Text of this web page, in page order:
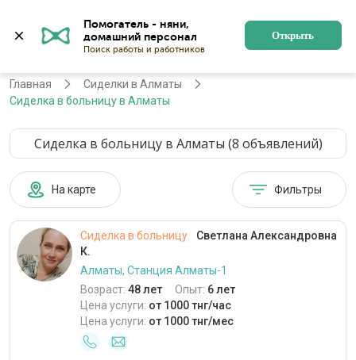
Помогатель - няни,
Поиск работы и работников
Открыть
Алматы Регистрация
Главная
Сиделки в Алматы
Сиделка в больницу в Алматы
Сиделка в больницу в Алматы (8 объявлений)
На карте Фильтры
Сиделка в больницу
Светлана Александровна
К.
Алматы, Станция Алматы-1
Возраст: 48 лет Опыт: 6 лет
Цена услуги: от 1000 тнг/час
Цена услуги: от 1000 тнг/мес